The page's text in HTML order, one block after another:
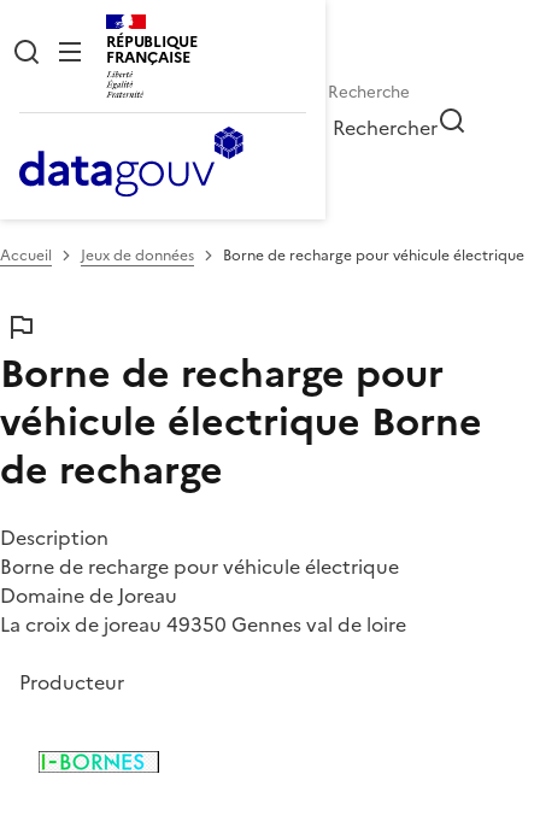
RÉPUBLIQUE
FRANÇAISE
Rechercher
Accueil Jeux de données Borne de recharge pour véhicule électrique
Borne de recharge pour
véhicule électrique Borne
de recharge
Description
Borne de recharge pour véhicule électrique
Domaine de Joreau
La croix de joreau 49350 Gennes val de loire
Producteur